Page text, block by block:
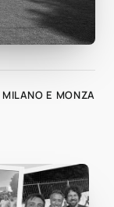
MILANO E MONZA